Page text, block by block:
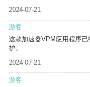
2024-07-21
游客
这款加速器VPM应用程序
护。
2024-07-21
游客